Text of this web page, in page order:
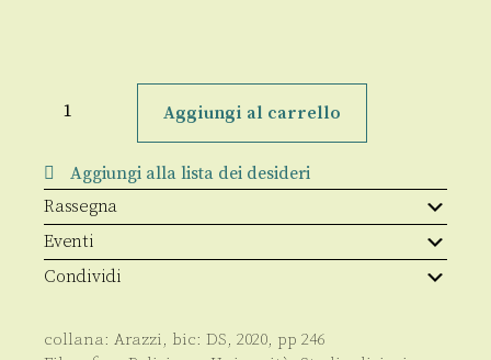
che
ho
scritto
quantità
Aggiungi al carrello
Aggiungi alla lista dei desideri
Rassegna
Eventi
Condividi
collana: Arazzi, bic: DS, 2020, pp 246